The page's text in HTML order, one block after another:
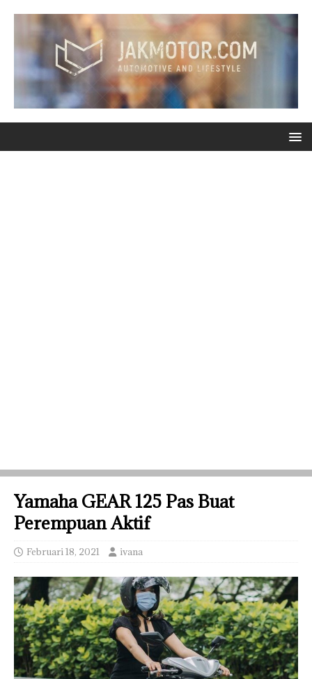
Yamaha GEAR 125 Pas Buat
Perempuan Aktif
Februari 18, 2021 ivana